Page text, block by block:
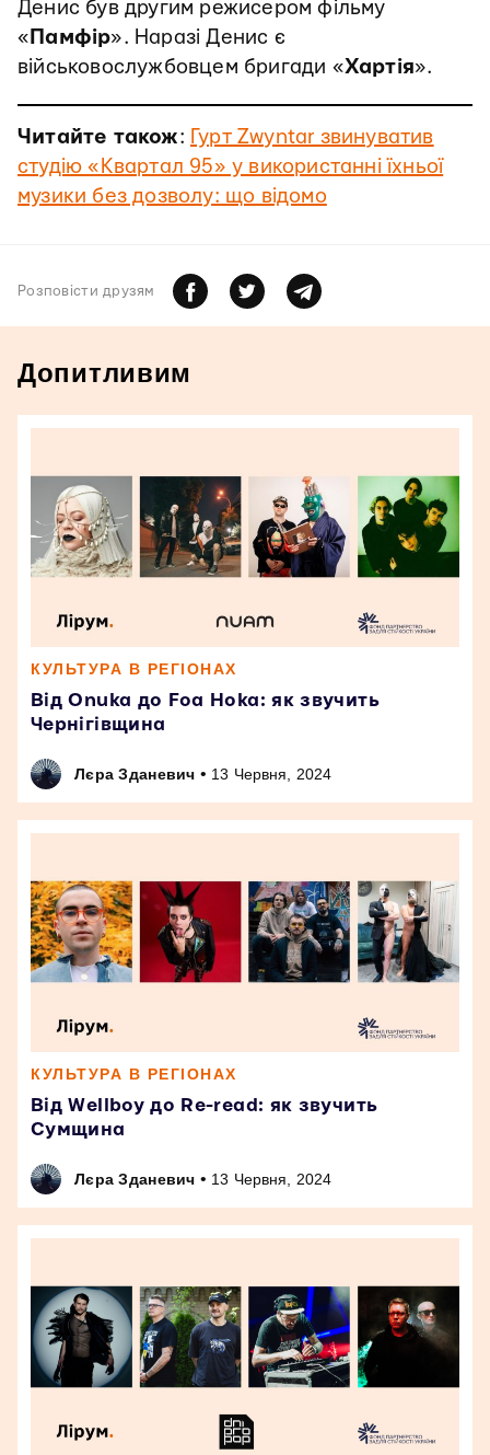
Денис був другим режисером фільму
« Памфір». Наразі Денис є
військовослужбовцем бригади «Хартія».
Читайте також: Гурт Zwyntar звинуватив
студію «Квартал 95» у використанні їхньої
музики без дозволу: що відомо
Розповiсти друзям
Допитливим
КУЛЬТУРА В РЕГІОНАХ
Від Onuka до Foa Hoka: як звучить
Чернігівщина
Лєра Зданевич • 13 Червня, 2024
КУЛЬТУРА В РЕГІОНАХ
Від Wellboy до Re-read: як звучить
Сумщина
Лєра Зданевич • 13 Червня, 2024